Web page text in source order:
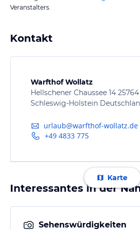
Veranstalters.
Kontakt
Warfthof Wollatz
Hellschener Chaussee 14
Schleswig-Holstein
urlaub@warfthof-wollatz.de
+49 4833 775
Karte
Interessantes in der
Sehenswürdigkeiten